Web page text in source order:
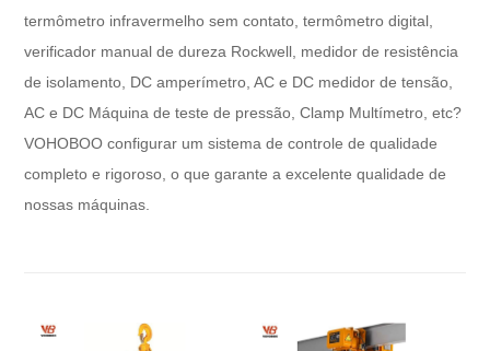
termômetro infravermelho sem contato, termômetro digital,
verificador manual de dureza Rockwell, medidor de resistência
de isolamento, DC amperímetro, AC e DC medidor de tensão,
AC e DC Máquina de teste de pressão, Clamp Multímetro, etc?
VOHOBOO configurar um sistema de controle de qualidade
completo e rigoroso, o que garante a excelente qualidade de
nossas máquinas.